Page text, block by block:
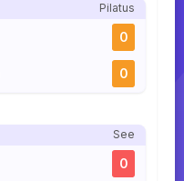
Pilatus
0
0
See
0